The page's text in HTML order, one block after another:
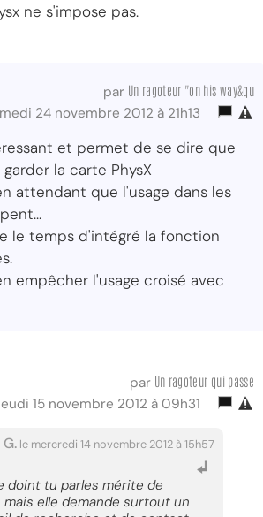
ne s'impose pas.
par Un ragoteur "on his way&qu
24 novembre 2012 à 21h13
et permet de se dire que
la carte PhysX
attendant que l'usage dans les
le temps d'intégré la fonction
empêcher l'usage croisé avec
par Un ragoteur qui passe
15 novembre 2012 à 09h31
le mercredi 14 novembre 2012 à 15h57
tu parles mérite de
mais elle demande surtout un